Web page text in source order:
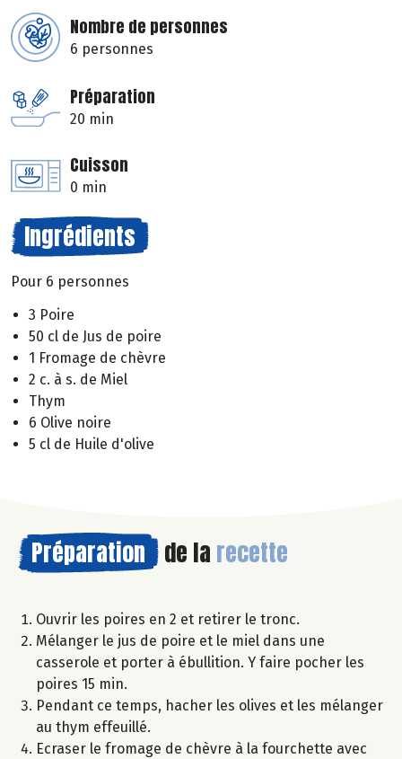
Nombre de personnes
6 personnes
Préparation
20 min
Cuisson
0 min
Ingrédients
Pour 6 personnes
3 Poire
50 cl de Jus de poire
1 Fromage de chèvre
2 c. à s. de Miel
Thym
6 Olive noire
5 cl de Huile d'olive
Préparation de la recette
Ouvrir les poires en 2 et retirer le tronc.
Mélanger le jus de poire et le miel dans une
casserole et porter à ébullition. Y faire pocher les
poires 15 min.
Pendant ce temps, hacher les olives et les mélanger
au thym effeuillé.
Ecraser le fromage de chèvre à la fourchette avec